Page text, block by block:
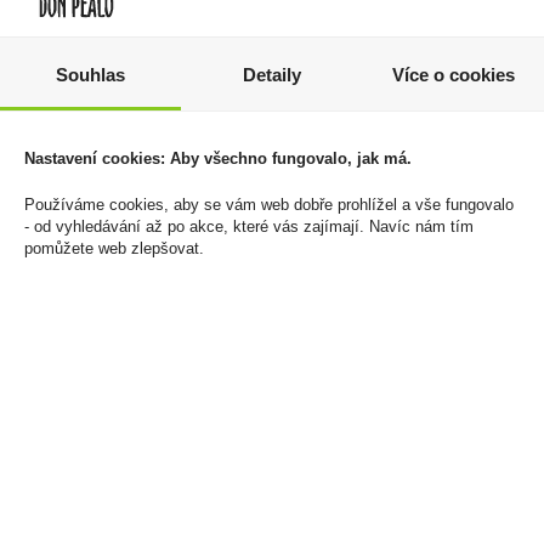
Rulandské modré
209 Kč
Cena za:1 ks
Skladem: do 5 ks
Tabáková náplň Evo for
Cena za: balení (10 ks)
Skladem: 5 - 50 balení
Souhlas Detaily Více o cookies
Nastavení cookies: Aby všechno fungovalo, jak má.
Používáme cookies, aby se vám web dobře prohlížel a vše fungovalo
- od vyhledávání až po akce, které vás zajímají. Navíc nám tím
pomůžete web zlepšovat.